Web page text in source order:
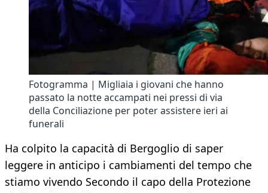
Fotogramma | Migliaia i giovani che hanno
passato la notte accampati nei pressi di via
della Conciliazione per poter assistere ieri ai
funerali
Ha colpito la capacità di Bergoglio di saper
leggere in anticipo i cambiamenti del tempo che
stiamo vivendo Secondo il capo della Protezione